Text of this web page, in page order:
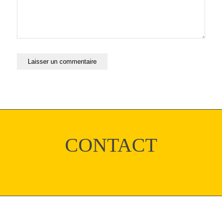
CONTACT